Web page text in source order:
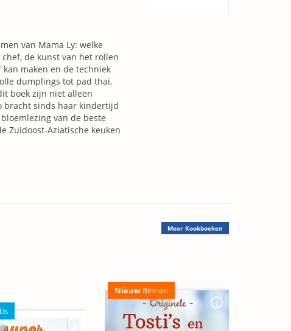
van Mama Ly: welke
de kunst van het rollen
maken en de techniek
dumplings tot pad thai,
boek zijn niet alleen
bracht sinds haar kindertijd
van de beste
Zuidoost-Aziatische keuken
Meer Kookboeken
Nieuw Binnen